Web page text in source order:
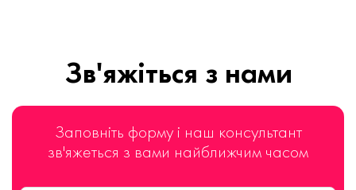
Зв'яжіться з нами
Заповніть форму і наш консультант
зв'яжеться з вами найближчим часом